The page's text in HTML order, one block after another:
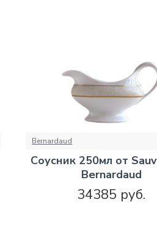
Bernardaud
Соусник 250мл от
Bernardaud
34385 руб.